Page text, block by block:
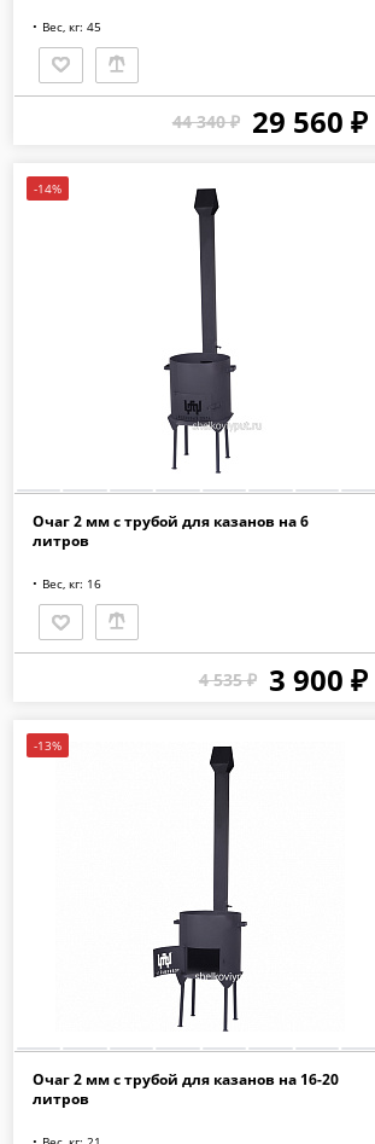
Вес, кг: 45
44 340 ₽ 29 560 ₽
-14%
Очаг 2 мм с трубой для казанов на 6
литров
Вес, кг: 16
4 535 ₽ 3 900 ₽
-13%
Очаг 2 мм с трубой для казанов на 16-20
литров